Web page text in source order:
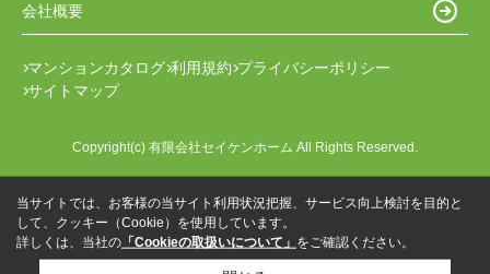
会社概要
マンションカタログ 利用規約 プライバシーポリシー
サイトマップ
Copyright(c) 有限会社セイケンホーム All Rights Reserved.
当サイトでは、お客様の当サイト利用状況把握、サービス向上検討を目的と
して、クッキー（Cookie）を使用しています。
詳しくは、当社の 「Cookieの取扱いについて」 をご確認ください。